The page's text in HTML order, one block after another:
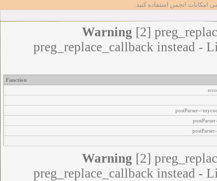
امکانات انجمن استفاده کنید.
Warning [2]
preg_replace_callback instead -
Function
postParser-
Warning [2]
preg_replace_callback instead -